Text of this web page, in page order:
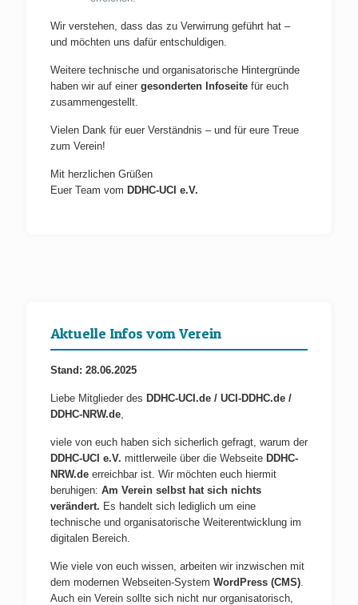
Wir verstehen, dass das zu Verwirrung geführt hat –
und möchten uns dafür entschuldigen.
Weitere technische und organisatorische Hintergründe
haben wir auf einer gesonderten Infoseite für euch
zusammengestellt.
Vielen Dank für euer Verständnis – und für eure Treue
zum Verein!
Mit herzlichen Grüßen
Euer Team vom DDHC-UCI e.V.
Aktuelle Infos vom Verein
Stand: 28.06.2025
Liebe Mitglieder des DDHC-UCI.de / UCI-DDHC.de /
DDHC-NRW.de,
viele von euch haben sich sicherlich gefragt, warum der
DDHC-UCI e.V. mittlerweile über die Webseite DDHC-
NRW.de erreichbar ist. Wir möchten euch hiermit
beruhigen: Am Verein selbst hat sich nichts
verändert. Es handelt sich lediglich um eine
technische und organisatorische Weiterentwicklung im
digitalen Bereich.
Wie viele von euch wissen, arbeiten wir inzwischen mit
dem modernen Webseiten-System WordPress (CMS).
Auch ein Verein sollte sich nicht nur organisatorisch,